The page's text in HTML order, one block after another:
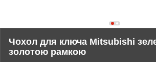
Чохол для ключа Mitsubishi
золотою рамкою